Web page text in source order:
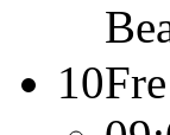
10Fre